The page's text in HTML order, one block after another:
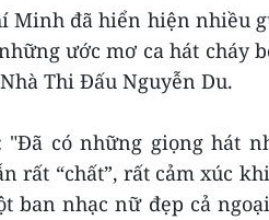
Minh đã hiển hiện nhiều
ước mơ ca hát cháy
Thi Đấu Nguyễn Du.
"Đã có những giọng hát
rất “chất”, rất cảm xúc
ban nhạc nữ đẹp cả